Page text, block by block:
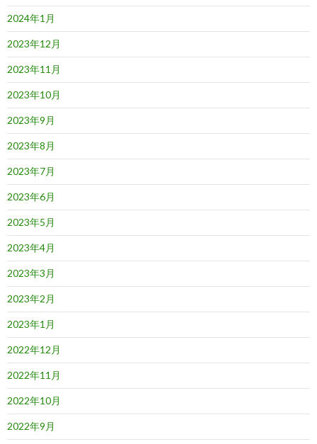
2024年1月
2023年12月
2023年11月
2023年10月
2023年9月
2023年8月
2023年7月
2023年6月
2023年5月
2023年4月
2023年3月
2023年2月
2023年1月
2022年12月
2022年11月
2022年10月
2022年9月